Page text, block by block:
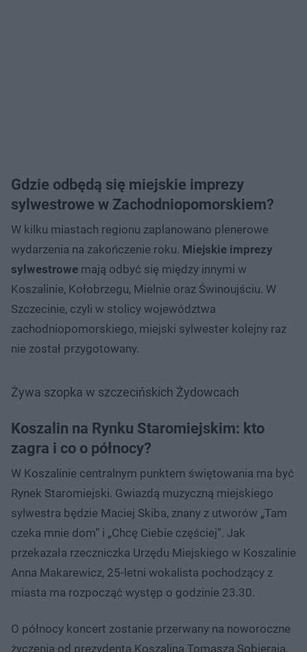
Gdzie odbędą się miejskie imprezy
sylwestrowe w Zachodniopomorskiem?
W kilku miastach regionu zaplanowano plenerowe
wydarzenia na zakończenie roku. Miejskie imprezy
sylwestrowe mają odbyć się między innymi w
Koszalinie, Kołobrzegu, Mielnie oraz Świnoujściu. W
Szczecinie, czyli w stolicy województwa
zachodniopomorskiego, miejski sylwester kolejny raz
nie został przygotowany.
Żywa szopka w szczecińskich Żydowcach
Koszalin na Rynku Staromiejskim: kto
zagra i co o północy?
W Koszalinie centralnym punktem świętowania ma być
Rynek Staromiejski. Gwiazdą muzyczną miejskiego
sylwestra będzie Maciej Skiba, znany z utworów „Tam
czeka mnie dom” i „Chcę Ciebie częściej”. Jak
przekazała rzeczniczka Urzędu Miejskiego w Koszalinie
Anna Makarewicz, 25-letni wokalista pochodzący z
miasta ma rozpocząć występ o godzinie 23.30.
O północy koncert zostanie przerwany na noworoczne
życzenia od prezydenta Koszalina Tomasza Sobieraja.